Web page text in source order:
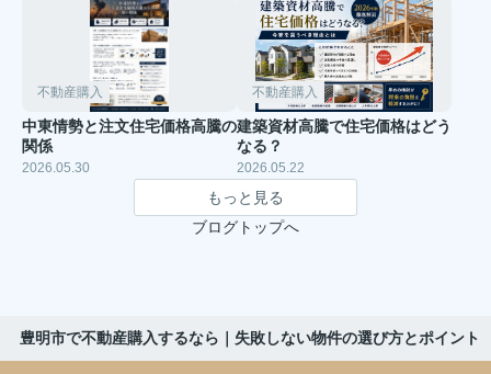
不動産購入
中東情勢と注文住宅価格高騰の
関係
2026.05.30
不動産購入
建築資材高騰で住宅価格はどう
なる？
2026.05.22
もっと見る
ブログトップへ
豊明市で不動産購入するなら｜失敗しない物件の選び方とポイント